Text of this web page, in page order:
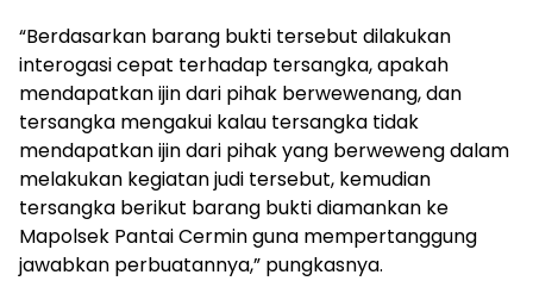
“Berdasarkan barang bukti tersebut dilakukan
interogasi cepat terhadap tersangka, apakah
mendapatkan ijin dari pihak berwewenang, dan
tersangka mengakui kalau tersangka tidak
mendapatkan ijin dari pihak yang berweweng dalam
melakukan kegiatan judi tersebut, kemudian
tersangka berikut barang bukti diamankan ke
Mapolsek Pantai Cermin guna mempertanggung
jawabkan perbuatannya,” pungkasnya.